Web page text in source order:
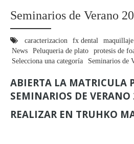
Seminarios de Verano
caracterizacion fx dental
News
Peluqueria de plato protesis de
Selecciona una categoría
Seminarios de
ABIERTA LA MATRICULA
SEMINARIOS DE
REALIZAR EN TRUHKO